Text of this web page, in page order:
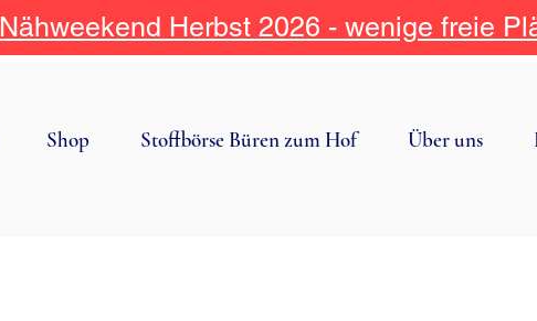
Nähweekend Herbst 2026 - wenige freie
Shop Stoffbörse Büren zum Hof Über uns